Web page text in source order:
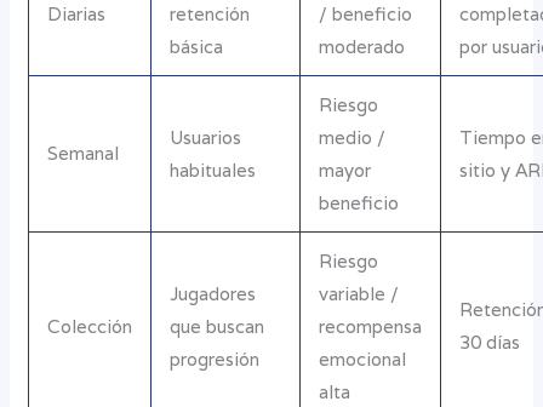
Diarias
retención
básica
/ beneficio
moderado
por
Semanal
Usuarios
habituales
Riesgo
medio /
mayor
beneficio
Tiempo
sitio y
Colección
Jugadores
que buscan
progresión
Riesgo
variable /
recompensa
emocional
alta
30 días